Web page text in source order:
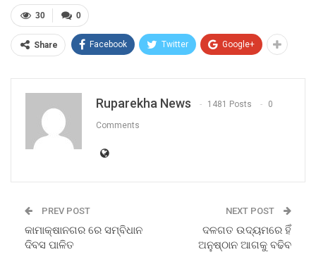
0
30
Share Facebook Twitter Google+
Ruparekha News 1481 Posts 0
Comments
PREV POST
କାମାକ୍ଷାନଗର ରେ ସମ୍ବିଧାନ
ଦିବସ ପାଳିତ
NEXT POST
ଦଳଗତ ଉଦ୍ୟମରେ ହିଁ
ଅନୁଷ୍ଠାନ ଆଗକୁ ବଢିବ